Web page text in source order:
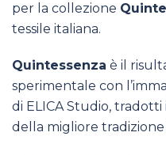
per la collezione
tessile italiana.
Quintessenza è il
sperimentale con
di ELICA Studio,
della migliore tradizione